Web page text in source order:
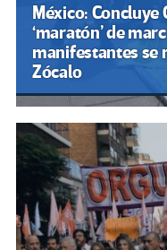
México: Concluye
‘maratón’ de
manifestantes se
Zócalo